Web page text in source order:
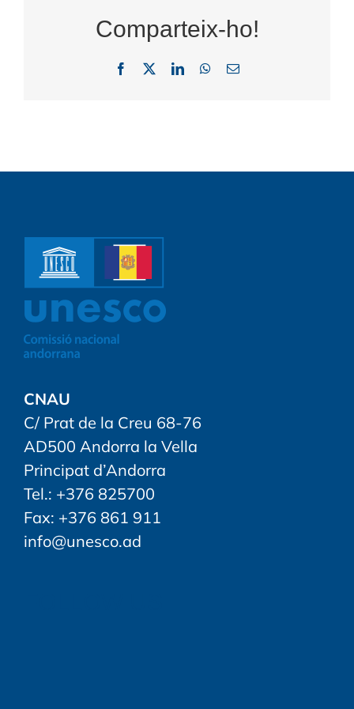
Comparteix-ho!
Facebook LinkedInWhatsApp
Email:
CNAU
C/ Prat de la Creu 68-76
AD500 Andorra la Vella
Principat d’Andorra
Tel.: +376 825700
Fax: +376 861 911
info@unesco.ad